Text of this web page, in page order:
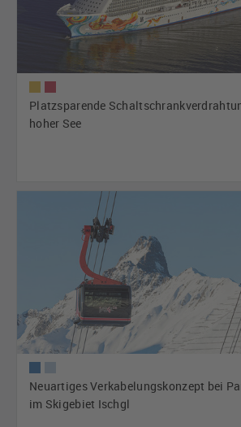
Platzsparende
hoher See
Neuartiges Verkabelungskonzept bei
im Skigebiet Ischgl